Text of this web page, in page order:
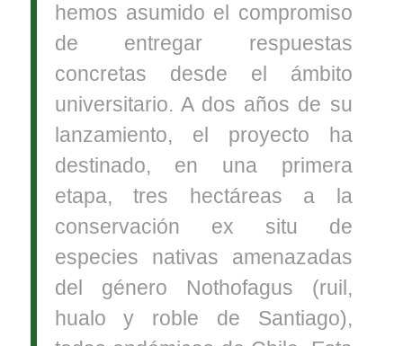
hemos asumido el compromiso
de entregar respuestas
concretas desde el ámbito
universitario. A dos años de su
lanzamiento, el proyecto ha
destinado, en una primera
etapa, tres hectáreas a la
conservación ex situ de
especies nativas amenazadas
del género Nothofagus (ruil,
hualo y roble de Santiago),